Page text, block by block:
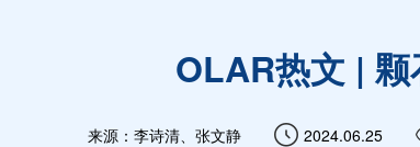
OLAR热文 |
来源：李诗清、张文静 2024.06.25